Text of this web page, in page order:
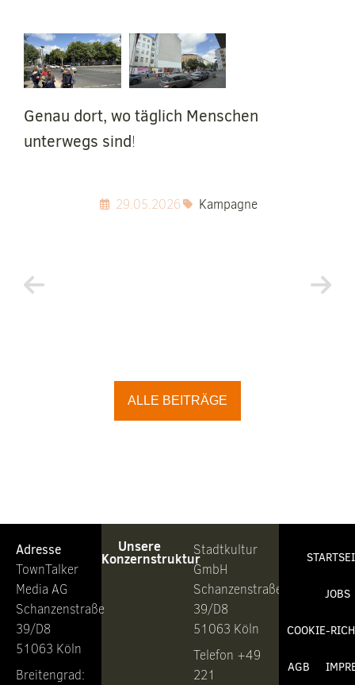
Genau dort, wo täglich Menschen
unterwegs sind!
29.05.2026 Kampagne
ALLE BEITRÄGE
Adresse
TownTalker
Media AG
Schanzenstraße
39/D8
51063 Köln
Breitengrad:
Unsere
Konzernstruktur
Stadtkultur
GmbH
Schanzenstraße
39/D8
51063 Köln
Telefon +49
221
JOBS
COOKIE-
AGB